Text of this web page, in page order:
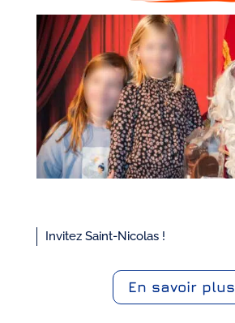
Invitez Saint-Nicolas !
En savoir plus